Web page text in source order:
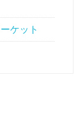
ケット